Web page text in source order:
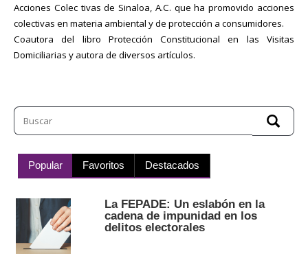
Acciones Colec tivas de Sinaloa, A.C. que ha promovido acciones
colectivas en materia ambiental y de protección a consumidores.
Coautora del libro Protección Constitucional en las Visitas
Domiciliarias y autora de diversos artículos.
Popular Favoritos Destacados
La FEPADE: Un eslabón en la
cadena de impunidad en los
delitos electorales